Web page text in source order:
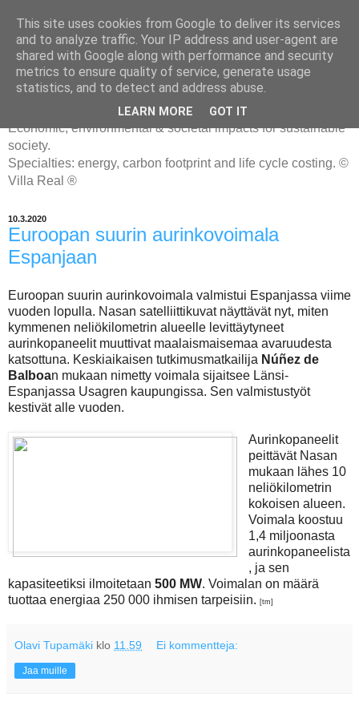
ENERGIATYHMYRIT
Economic, environmental & societal impacts for sustainable
society.
Specialties: energy, carbon footprint and life cycle costing. ©
Villa Real ®
10.3.2020
Euroopan suurin aurinkovoimala
Espanjaan
Euroopan suurin aurinkovoimala valmistui Espanjassa viime
vuoden lopulla. Nasan satelliittikuvat näyttävät nyt, miten
kymmenen neliökilometrin alueelle levittäytyneet
aurinkopaneelit muuttivat maalaismaisemaa avaruudesta
katsottuna. Keskiaikaisen tutkimusmatkailija Núñez de
Balboan mukaan nimetty voimala sijaitsee Länsi-
Espanjassa Usagren kaupungissa. Sen valmistustyöt
kestivät alle vuoden.
Aurinkopaneelit
peittävät Nasan
mukaan lähes 10
neliökilometrin
kokoisen alueen.
Voimala koostuu
1,4 miljoonasta
aurinkopaneelista
, ja sen
kapasiteetiksi ilmoitetaan 500 MW. Voimalan on määrä
tuottaa energiaa 250 000 ihmisen tarpeisiin. [tm]
Olavi Tupamäki klo 11.59 Ei kommentteja:
Jaa muille
This site uses cookies from Google to deliver its services
and to analyze traffic. Your IP address and user-agent are
shared with Google along with performance and security
metrics to ensure quality of service, generate usage
statistics, and to detect and address abuse.
LEARN MORE GOT IT